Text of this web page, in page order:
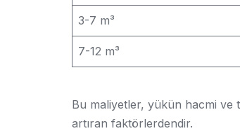
3-7 m³
7-12 m³
Bu maliyetler, yükün hacmi ve
artıran faktörlerdendir.